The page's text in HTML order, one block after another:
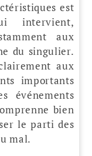
est
intervient,
aux
du singulier.
aux
importants
événements
bien
le parti des
mal.